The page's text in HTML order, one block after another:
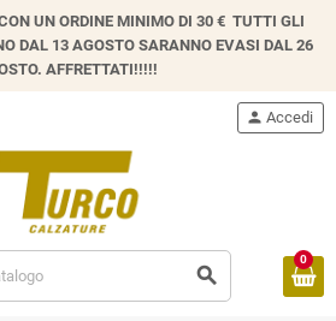
UN ORDINE MINIMO DI 30 € TUTTI GLI
DAL 13 AGOSTO SARANNO EVASI DAL 26
AFFRETTATI!!!!!
search
person Accedi
0